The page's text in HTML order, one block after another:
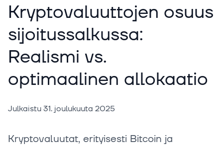
Kryptovaluuttojen osuus
sijoitussalkussa:
Realismi vs.
optimaalinen allokaatio
Julkaistu31. joulukuuta 2025
Kryptovaluutat, erityisesti Bitcoin ja